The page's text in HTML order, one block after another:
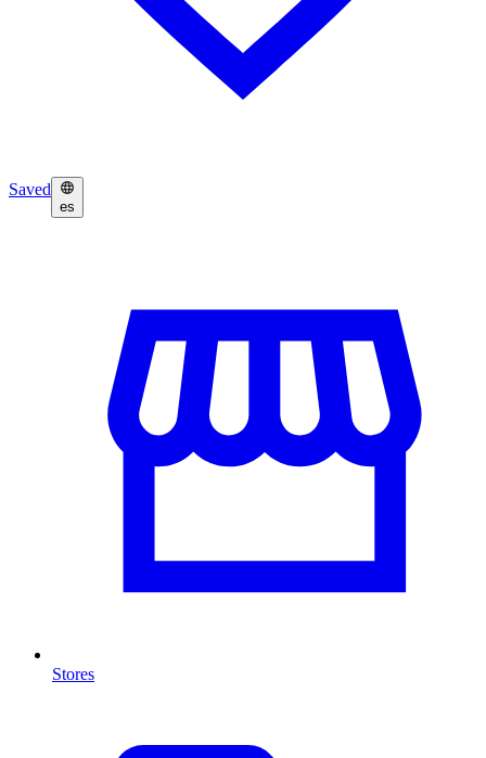
Saved
es
Stores